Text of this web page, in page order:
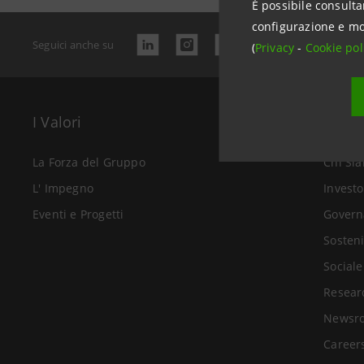
È possibile
configurazione e
(Privacy- Cookie
Seguici anche su
I Valori
La Forza del Gruppo
L' Impegno
Eventi e Progetti
Il
Chi
Sociale